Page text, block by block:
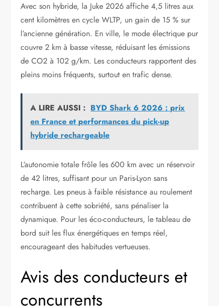
Avec son hybride, la Juke 2026 affiche 4,5 litres aux
cent kilomètres en cycle WLTP, un gain de 15 % sur
l’ancienne génération. En ville, le mode électrique pur
couvre 2 km à basse vitesse, réduisant les émissions
de CO2 à 102 g/km. Les conducteurs rapportent des
pleins moins fréquents, surtout en trafic dense.
A LIRE AUSSI : BYD Shark 6 2026 : prix
en France et performances du pick-up
hybride rechargeable
L’autonomie totale frôle les 600 km avec un réservoir
de 42 litres, suffisant pour un Paris-Lyon sans
recharge. Les pneus à faible résistance au roulement
contribuent à cette sobriété, sans pénaliser la
dynamique. Pour les éco-conducteurs, le tableau de
bord suit les flux énergétiques en temps réel,
encourageant des habitudes vertueuses.
Avis des conducteurs et
concurrents